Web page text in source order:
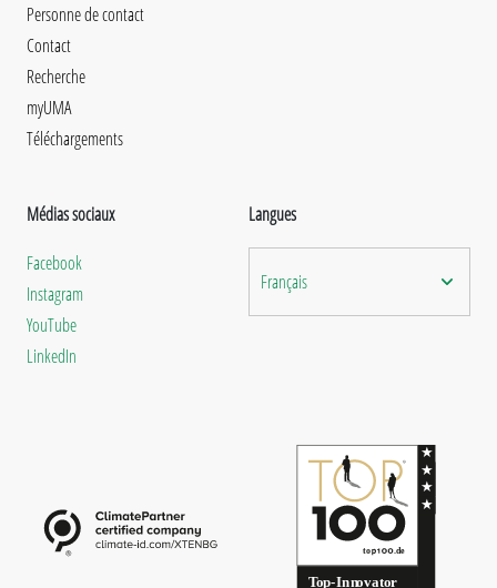
Personne de contact
Contact
Recherche
myUMA
Téléchargements
Médias sociaux
Facebook
Instagram
YouTube
LinkedIn
Langues
Français